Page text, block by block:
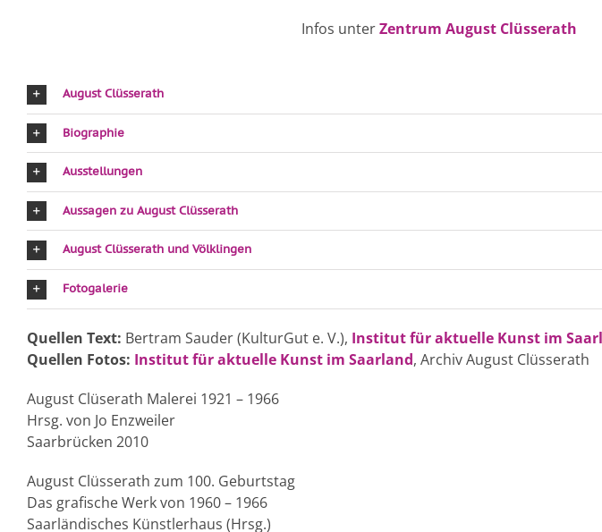
Infos unterZentrum August Clüsserath
August Clüsserath
Biographie
Ausstellungen
Aussagen zu August Clüsserath
August Clüsserath und Völklingen
Fotogalerie
Quellen Text: Bertram Sauder (KulturGut e. V.), Institut für aktuelle Kunst im
Quellen Fotos: Institut für aktuelle Kunst im Saarland, Archiv August Clüsserath
August Clüserath Malerei 1921 – 1966
Hrsg. von Jo Enzweiler
Saarbrücken 2010
August Clüsserath zum 100. Geburtstag
Das grafische Werk von 1960 – 1966
Saarländisches Künstlerhaus (Hrsg.)